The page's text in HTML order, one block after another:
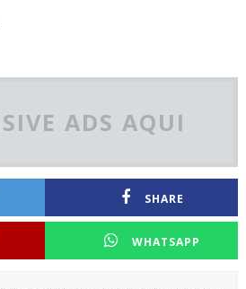
ADS AQUI
SHARE
WHATSAPP